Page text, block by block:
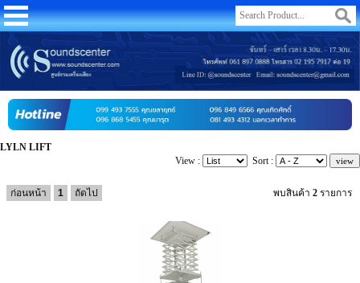
LYLN LIFT
View :
Sort :
ก่อนหน้า 1 ถัดไป พบสินค้า 2 รายการ